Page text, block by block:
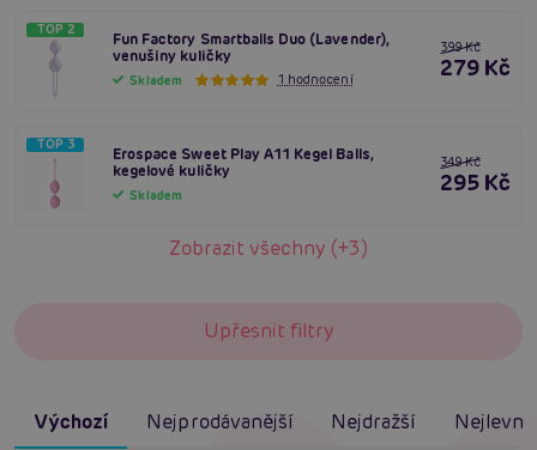
TOP 2
Fun Factory Smartballs Duo (Lavender),
venušiny kuličky
Skladem 1 hodnocení
399 Kč
279 Kč
TOP 3
Erospace Sweet Play A11 Kegel Balls,
kegelové kuličky
Skladem
349 Kč
295 Kč
Zobrazit všechny (+3)
Upřesnit filtry
Výchozí Nejprodávanější Nejdražší